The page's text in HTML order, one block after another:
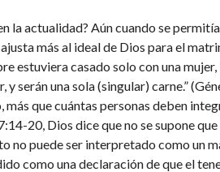
la actualidad? Aún cuando se
más al ideal de Dios para el
estuviera casado solo con una
y serán una sola (singular) carne.”
que cuántas personas deben
20, Dios dice que no se supone
no puede ser interpretado como un
como una declaración de que el